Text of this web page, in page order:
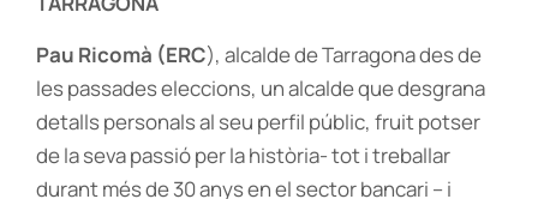
Pau Ricomà (ERC), alcalde de Tarragona des de
les passades eleccions, un alcalde que desgrana
detalls personals al seu perfil públic, fruit potser
de la seva passió per la història- tot i treballar
durant més de 30 anys en el sector bancari – i